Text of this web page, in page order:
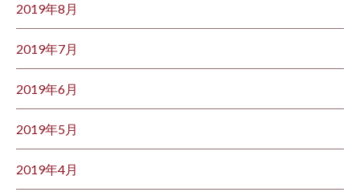
2019年8月
2019年7月
2019年6月
2019年5月
2019年4月